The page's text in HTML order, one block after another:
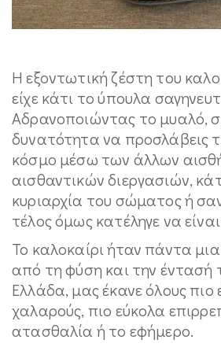
Η εξοντωτική ζέστη του
είχε κάτι το ύπουλα
Αδρανοποιώντας το μυαλό,
δυνατότητα να προσλάβεις
κόσμο μέσω των άλλων
αισθαντικών διεργασιών,
κυριαρχία του σώματος ή
τέλος όμως κατέληγε να
Το καλοκαίρι ήταν πάντα
από τη φύση και την έντασή
Ελλάδα, μας έκανε όλους πιο
χαλαρούς, πιο εύκολα
ατασθαλία ή το εφήμερο.